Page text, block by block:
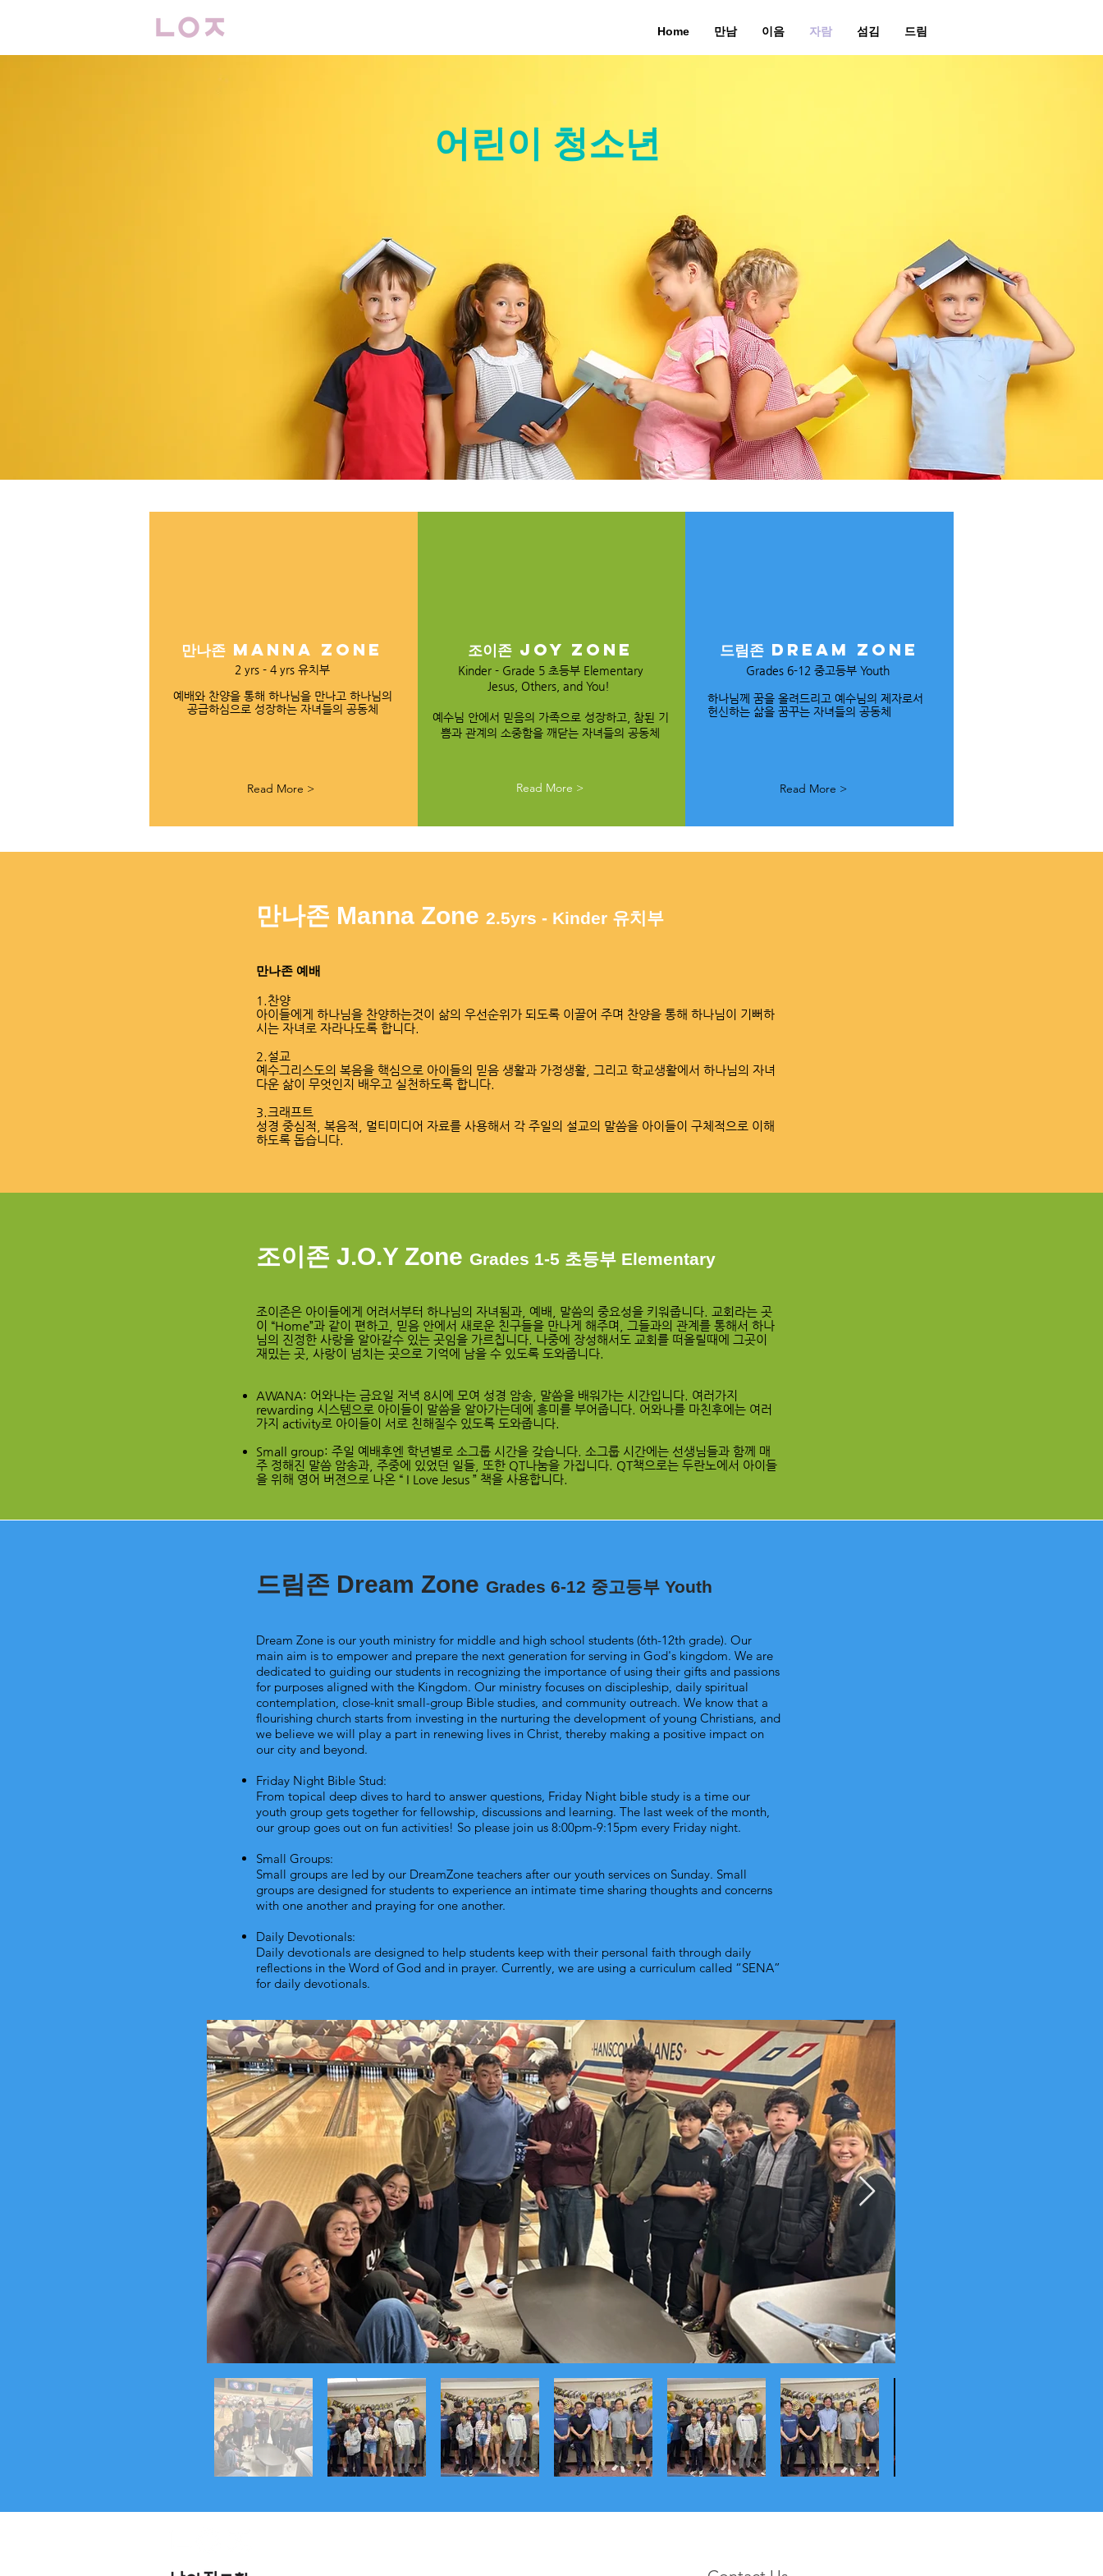
Home 만남 이음 자람 섬김 드림
어린이 청소년
​만나존 manna zone
2 yrs - 4 yrs 유치부
예배와 찬양을 통해 하나님을 만나고 하나님의
공급하심으로 성장하는 자녀들의 공동체
Read More >
조이존 JOY Zone
Kinder - Grade 5 초등부 Elementary
Jesus, Others, and You!
​예수님 안에서 믿음의 가족으로 성장하고, 참된 기
쁨과 관계의 소중함을 깨닫는 자녀들의 공동체
Read More >
드림존 dream zone
Grades 6-12 중고등부 Youth
하나님께 꿈을 올려드리고 예수님의 제자로서
헌신하는 삶을 꿈꾸는 자녀들의 공동체
Read More >
만나존 Manna Zone 2.5yrs - Kinder 유치부
만나존 예배
1.찬양
아이들에게 하나님을 찬양하는것이 삶의 우선순위가 되도록 이끌어 주며 찬양을 통해 하나님이 기뻐하
시는 자녀로 자라나도록 합니다.
2.설교
예수그리스도의 복음을 핵심으로 아이들의 믿음 생활과 가정생활, 그리고 학교생활에서 하나님의 자녀
다운 삶이 무엇인지 배우고 실천하도록 합니다.
3.크래프트
성경 중심적, 복음적, 멀티미디어 자료를 사용해서 각 주일의 설교의 말씀을 아이들이 구체적으로 이해
하도록 돕습니다.
조이존 J.O.Y Zone Grades 1-5 초등부 Elementary
조이존은 아이들에게 어려서부터 하나님의 자녀됨과, 예배, 말씀의 중요성을 키워줍니다. 교회라는 곳
이 “Home”과 같이 편하고, 믿음 안에서 새로운 친구들을 만나게 해주며, 그들과의 관계를 통해서 하나
님의 진정한 사랑을 알아갈수 있는 곳임을 가르칩니다. 나중에 장성해서도 교회를 떠올릴때에 그곳이
재밌는 곳, 사랑이 넘치는 곳으로 기억에 남을 수 있도록 도와줍니다.
AWANA: 어와나는 금요일 저녁 8시에 모여 성경 암송, 말씀을 배워가는 시간입니다. 여러가지
rewarding 시스템으로 아이들이 말씀을 알아가는데에 흥미를 부어줍니다. 어와나를 마친후에는 여러
가지 activity로 아이들이 서로 친해질수 있도록 도와줍니다.
Small group: 주일 예배후엔 학년별로 소그룹 시간을 갖습니다. 소그룹 시간에는 선생님들과 함께 매
주 정해진 말씀 암송과, 주중에 있었던 일들, 또한 QT나눔을 가집니다. QT책으로는 두란노에서 아이들
을 위해 영어 버젼으로 나온 “ I Love Jesus ” 책을 사용합니다.
​드림존 Dream Zone Grades 6-12 중고등부 Youth
Dream Zone is our youth ministry for middle and high school students (6th-12th grade). Our
main aim is to empower and prepare the next generation for serving in God's kingdom. We are
dedicated to guiding our students in recognizing the importance of using their gifts and passions
for purposes aligned with the Kingdom. Our ministry focuses on discipleship, daily spiritual
contemplation, close-knit small-group Bible studies, and community outreach. We know that a
flourishing church starts from investing in the nurturing the development of young Christians, and
we believe we will play a part in renewing lives in Christ, thereby making a positive impact on
our city and beyond.
Friday Night Bible Stud:
From topical deep dives to hard to answer questions, Friday Night bible study is a time our
youth group gets together for fellowship, discussions and learning. The last week of the month,
our group goes out on fun activities! So please join us 8:00pm-9:15pm every Friday night.
Small Groups:
Small groups are led by our DreamZone teachers after our youth services on Sunday. Small
groups are designed for students to experience an intimate time sharing thoughts and concerns
with one another and praying for one another.
Daily Devotionals:
Daily devotionals are designed to help students keep with their personal faith through daily
reflections in the Word of God and in prayer. Currently, we are using a curriculum called “SENA”
for daily devotionals.